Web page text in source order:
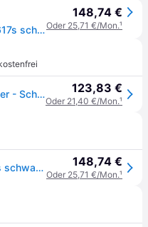
Safescan Geldkassette Sd-4617s schwarz/silber
148,74 €
Oder 25,71 €/Mon.¹
Safescan SD-4617S - Cash Drawer - Schwarz, Silber 123,83 €
Oder 21,40 €/Mon.¹
Safescan Geldkassette Sd-4617s schwarz/silber 148,74 €
Oder 25,71 €/Mon.¹